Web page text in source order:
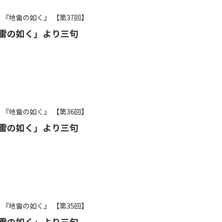
『地雷の如く』 【第37回】
の如く」より三句
『地雷の如く』 【第36回】
の如く」より三句
『地雷の如く』 【第35回】